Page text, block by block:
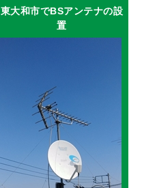
東大和市でBSアンテナの設
置